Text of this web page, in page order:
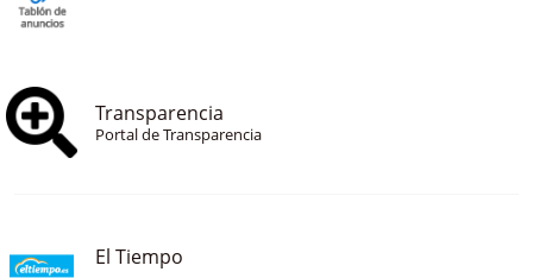
Transparencia
Portal de Transparencia
El Tiempo